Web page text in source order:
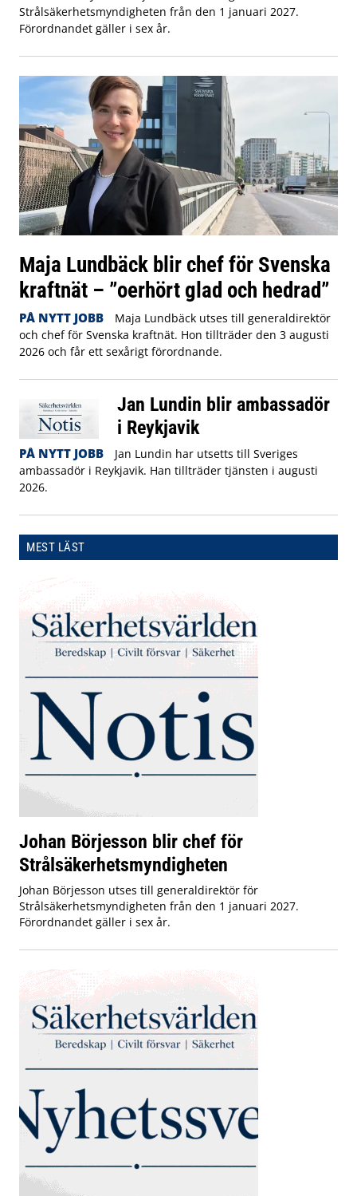
Strålsäkerhetsmyndigheten från den 1 januari 2027.
Förordnandet gäller i sex år.
Maja Lundbäck blir chef för Svenska
kraftnät – ”oerhört glad och hedrad”
PÅ NYTT JOBB
Maja Lundbäck utses till generaldirektör
och chef för Svenska kraftnät. Hon tillträder den 3 augusti
2026 och får ett sexårigt förordnande.
Jan Lundin blir ambassadör
i Reykjavik
PÅ NYTT JOBB
Jan Lundin har utsetts till Sveriges
ambassadör i Reykjavik. Han tillträder tjänsten i augusti
2026.
MEST LÄST
Johan Börjesson blir chef för
Strålsäkerhetsmyndigheten
Johan Börjesson utses till generaldirektör för
Strålsäkerhetsmyndigheten från den 1 januari 2027.
Förordnandet gäller i sex år.